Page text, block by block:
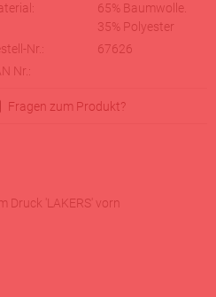
65% Baumwolle.
35% Polyester
Nr.:
67626
Nr.:
Fragen zum Produkt?
Druck 'LAKERS' vorn